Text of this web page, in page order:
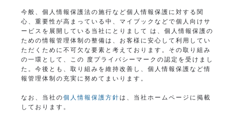
今般、個人情報保護法の施行など個人情報保護に対する関
心、重要性が高まっている中、マイブックなどで個人向けサ
ービスを展開している当社にとりまして は、個人情報保護の
ための情報管理体制の整備は、お客様に安心して利用してい
ただくために不可欠な要素と考えております。その取り組み
の一環として、この 度プライバシーマークの認定を受けまし
た。今後とも、取り組みを維持改善し、個人情報保護など情
報管理体制の充実に努めてまいります。
なお、当社の個人情報保護方針は、当社ホームページに掲載
しております。